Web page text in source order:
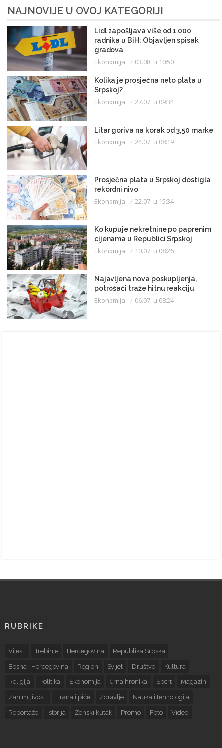
NAJNOVIJE U OVOJ KATEGORIJI
Lidl zapošljava više od 1.000
radnika u BiH: Objavljen spisak
gradova
Ekonomija 03.08. u 10:50
Kolika je prosječna neto plata u
Srpskoj?
Ekonomija 27.07. u 09:34
Litar goriva na korak od 3,50 marke
Ekonomija 24.07. u 08:19
Prosječna plata u Srpskoj dostigla
rekordni nivo
Ekonomija 22.07. u 15:34
Ko kupuje nekretnine po paprenim
cijenama u Republici Srpskoj
Ekonomija 10.07. u 08:26
Najavljena nova poskupljenja,
potrošači traže hitnu reakciju
Ekonomija 06.07. u 08:24
RUBRIKE
Vijesti Trebinje Hercegovina Republika Srpska
Bosna i Hercegovina Region Svijet Društvo Kultura
Religija Politika Ekonomija Crna hronika Sport Magazin
Zanimljivosti Hrana i piće Zdravlje Nauka i tehnologija
Reportaže Istorija Ženski kutak Promo Foto Video